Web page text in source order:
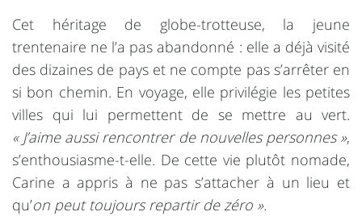
Cet héritage de globe-trotteuse, la jeune
trentenaire ne l’a pas abandonné : elle a déjà visité
des dizaines de pays et ne compte pas s’arrêter en
si bon chemin. En voyage, elle privilégie les petites
villes qui lui permettent de se mettre au vert.
« J’aime aussi rencontrer de nouvelles personnes »,
s’enthousiasme-t-elle. De cette vie plutôt nomade,
Carine a appris à ne pas s’attacher à un lieu et
qu’on peut toujours repartir de zéro ».